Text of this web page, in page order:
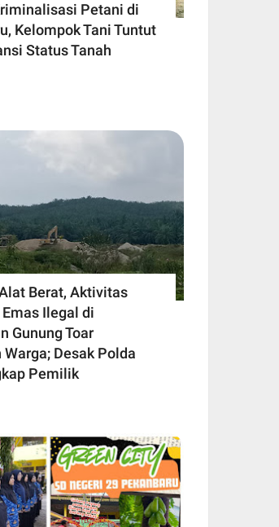
Petani di
Kelompok Tani Tuntut
Status Tanah
Berat, Aktivitas
Ilegal di
Gunung Toar
Warga; Desak Polda
Pemilik